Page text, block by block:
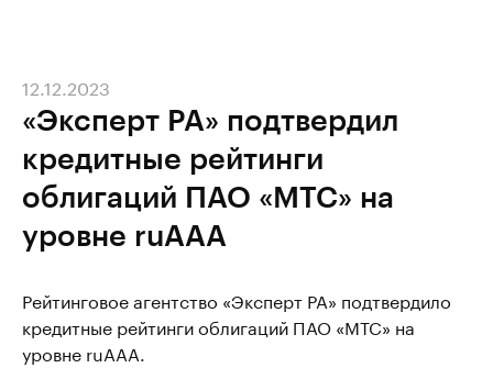
«Эксперт РА» подтвердил
кредитные рейтинги
облигаций ПАО «МТС» на
уровне ruAAA
12.12.2023
Рейтинговое агентство «Эксперт РА» подтвердило
кредитные рейтинги облигаций ПАО «МТС» на
уровне ruAAA.